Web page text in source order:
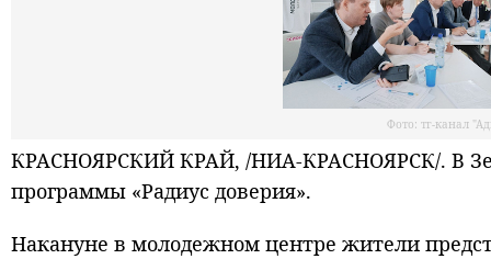
Фото: тг-канал
КРАСНОЯРСКИЙ КРАЙ, /НИА-КРАСНОЯРСК/. В
программы «Радиус доверия».
Накануне в молодежном центре жители